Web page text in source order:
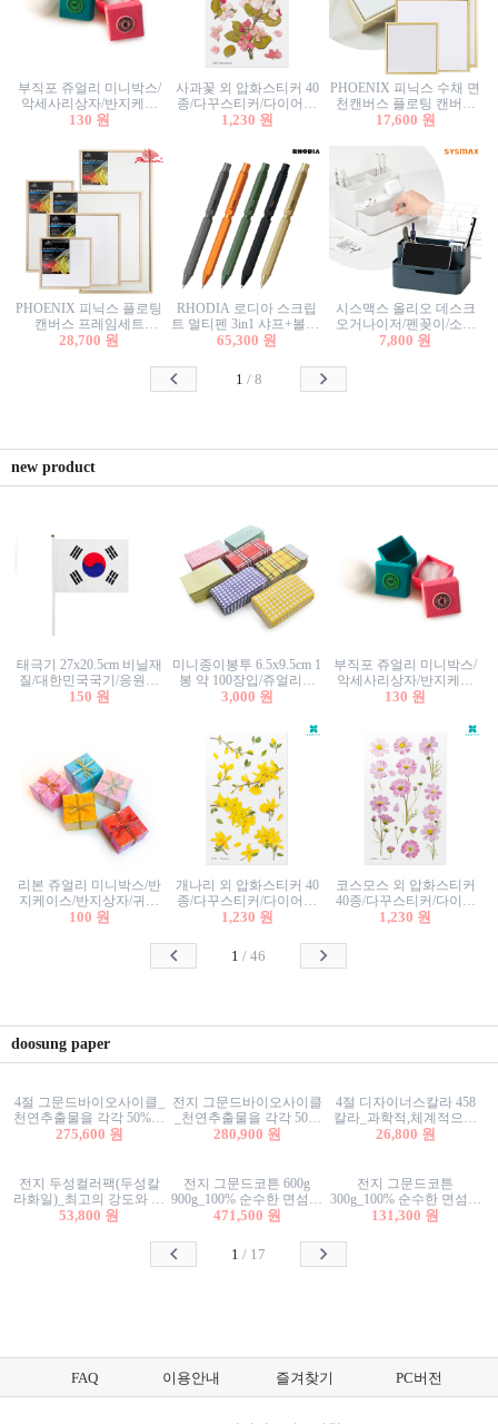
부직포 쥬얼리 미니박스/
악세사리상자/반지케이
스/반지상자/귀걸이상자/
130 원
사과꽃 외 압화스티커 40
종/다꾸스티커/다이어리
꾸미기/꽃스티커/자연물
1,230 원
PHOENIX 피닉스 수채 면
천캔버스 플로팅 캔버스
프레임세트 30x30cm/액자
17,600 원
PHOENIX 피닉스 플로팅
캔버스 프레임세트
50x50cm/액자캔버스/인테
28,700 원
RHODIA 로디아 스크립
트 멀티펜 3in1 샤프+볼펜/
무광택 알루미늄 육각배
65,300 원
시스맥스 올리오 데스크
오거나이저/펜꽂이/소품
꽂이/소품함/정리함/수납
7,800 원
1 / 8
new product
태극기 27x20.5cm 비닐재
질/대한민국국기/응원깃
발/행사깃발
150 원
미니종이봉투 6.5x9.5cm 1
봉 약 100장입/쥬얼리봉
투/증명사진봉투/악세사
3,000 원
부직포 쥬얼리 미니박스/
악세사리상자/반지케이
스/반지상자/귀걸이상자/
130 원
리본 쥬얼리 미니박스/반
지케이스/반지상자/귀걸
이상자/귀걸이박스/악세
100 원
개나리 외 압화스티커 40
종/다꾸스티커/다이어리
꾸미기/꽃스티커/자연물
1,230 원
코스모스 외 압화스티커
40종/다꾸스티커/다이어
리꾸미기/꽃스티커/자연
1,230 원
1 /46
doosung paper
4절 그문드바이오사이클_
천연추출물을 각각 50%이
상 함유한 친환경그래픽
275,600 원
전지 그문드바이오사이클
_천연추출물을 각각 50%
이상 함유한 친환경그래
280,900 원
4절 디자이너스칼라 458
칼라_과학적,체계적으로
분류된 200색을 갖춘 색지
26,800 원
전지 두성컬러팩(두성칼
라화일)_최고의 강도와 평
활성을 지닌 다양한 컬러
53,800 원
전지 그문드코튼 600g
900g_100% 순수한 면섬유
로 만든 친환경프리미엄
471,500 원
전지 그문드코튼
300g_100% 순수한 면섬유
로 만든 친환경프리미엄
131,300 원
1 / 17
FAQ 이용안내 즐겨찾기 PC버전